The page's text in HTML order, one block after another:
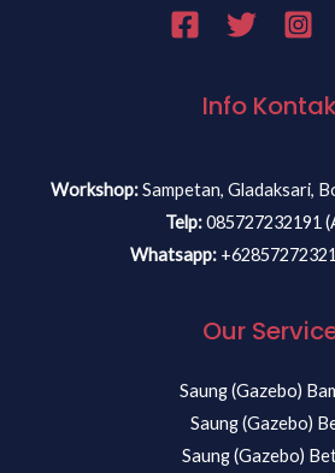
Info
Workshop:Sampetan, Gladaksari,
Telp:085727232191
Whatsapp:
Our
Saung (Gazebo)
Saung (Gazebo)
Saung (Gazebo)